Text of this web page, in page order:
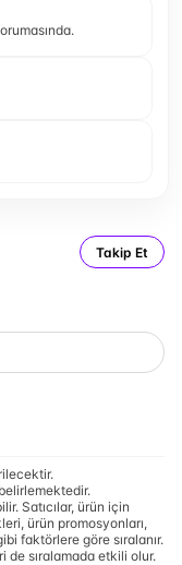
Takip Et
Satıcılar, ürün için
ürün promosyonları,
faktörlere göre sıralanır.
de sıralamada etkili olur.